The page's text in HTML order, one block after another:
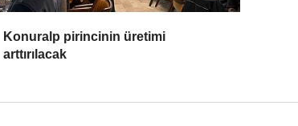
Konuralp pirincinin üretimi
arttırılacak